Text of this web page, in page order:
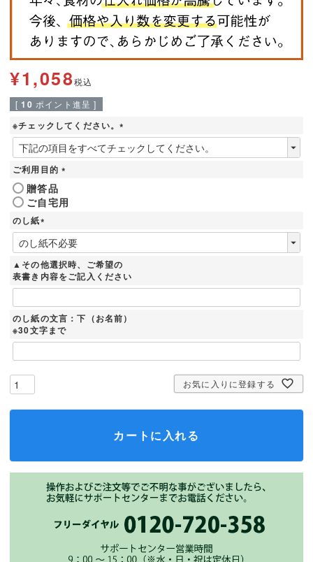
¥1,058税込
[ 10 ポイント進呈 ]
※チェックしてください。
(
必
ご利用目的
必
須
贈答品
ご自宅用
のし紙
(
必
須
)
▲その他選択時、ご希望の
表書き内容をご記入ください
のし紙の文言：下（お名前）
※30文字まで
お気に入りに登録する
カートに入れる